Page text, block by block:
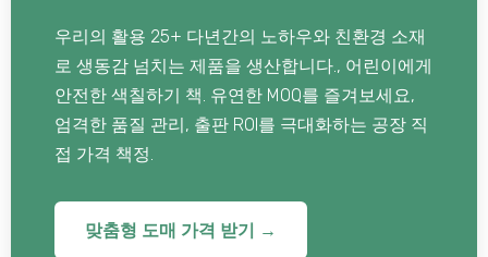
우리의 활용 25+ 다년간의 노하우와 친환경 소재
로 생동감 넘치는 제품을 생산합니다., 어린이에게
안전한 색칠하기 책. 유연한 MOQ를 즐겨보세요,
엄격한 품질 관리, 출판 ROI를 극대화하는 공장 직
접 가격 책정.
맞춤형 도매 가격 받기 →